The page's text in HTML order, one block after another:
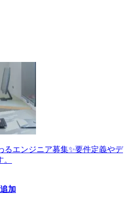
るエンジニア募集✨要件定義やデ
加